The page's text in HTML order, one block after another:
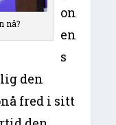
nå?
on
en
s
den
fred i sitt